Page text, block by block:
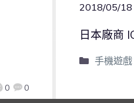
0 0
2018/05/18
日本廠商
手機遊戲